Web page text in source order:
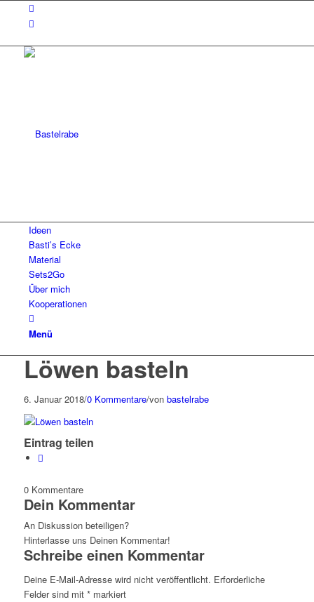
Ideen
Basti’s Ecke
Material
Sets2Go
Über mich
Kooperationen
Menü
Löwen basteln
6. Januar 2018/0 Kommentare/von bastelrabe
Eintrag teilen
0 Kommentare
Dein Kommentar
An Diskussion beteiligen?
Hinterlasse uns Deinen Kommentar!
Schreibe einen Kommentar
Deine E-Mail-Adresse wird nicht veröffentlicht. Erforderliche
Felder sind mit *markiert